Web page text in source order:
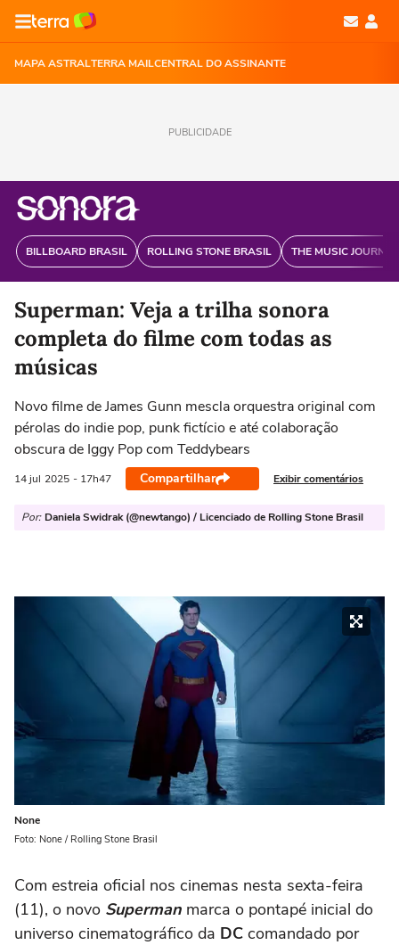
MAPA ASTRALTERRA MAILCENTRAL DO ASSINANTE
PUBLICIDADE
BILLBOARD BRASIL ROLLING STONE BRASIL THE MUSIC
Superman: Veja a trilha sonora
completa do filme com todas as
músicas
Novo filme de James Gunn mescla orquestra original com
pérolas do indie pop, punk fictício e até colaboração
obscura de Iggy Pop com Teddybears
14 jul 2025 - 17h47 Compartilhar Exibir comentários
Por: Daniela Swidrak (@newtango) / Licenciado de Rolling Stone Brasil
None
Foto: None / Rolling Stone Brasil
Com estreia oficial nos cinemas nesta sexta-feira
(11), o novo Superman marca o pontapé inicial do
universo cinematográfico da DC comandado por